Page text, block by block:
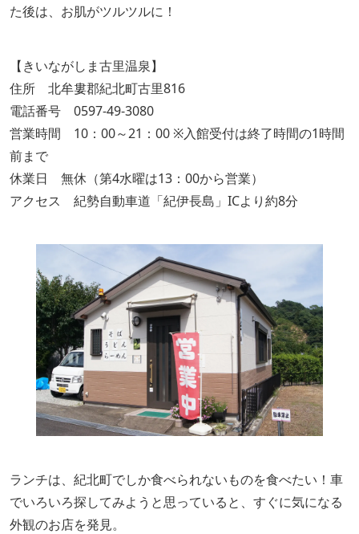
た後は、お肌がツルツルに！
【きいながしま古里温泉】
住所 北牟婁郡紀北町古里816
電話番号 0597-49-3080
営業時間 10：00～21：00 ※入館受付は終了時間の1時間
前まで
休業日 無休（第4水曜は13：00から営業）
アクセス 紀勢自動車道「紀伊長島」ICより約8分
ランチは、紀北町でしか食べられないものを食べたい！車
でいろいろ探してみようと思っていると、すぐに気になる
外観のお店を発見。